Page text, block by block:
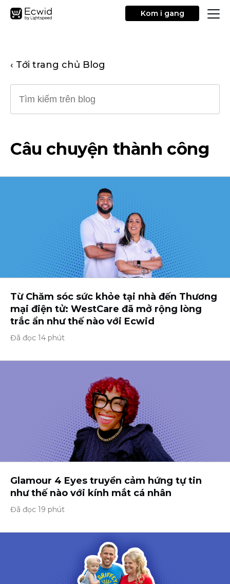
Kom i gang
‹ Tới trang chủ Blog
Câu chuyện thành công
Từ Chăm sóc sức khỏe tại nhà đến Thương
mại điện tử: WestCare đã mở rộng lòng
trắc ẩn như thế nào với Ecwid
Đã đọc 14 phút
Glamour 4 Eyes truyền cảm hứng tự tin
như thế nào với kính mắt cá nhân
Đã đọc 19 phút